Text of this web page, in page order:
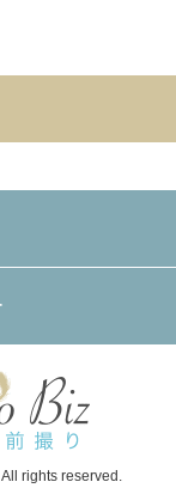
rights reserved.